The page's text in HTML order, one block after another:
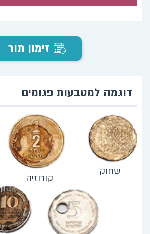
זימון תור
דוגמה למטבעות פגומים
שחוק
קורוזיה